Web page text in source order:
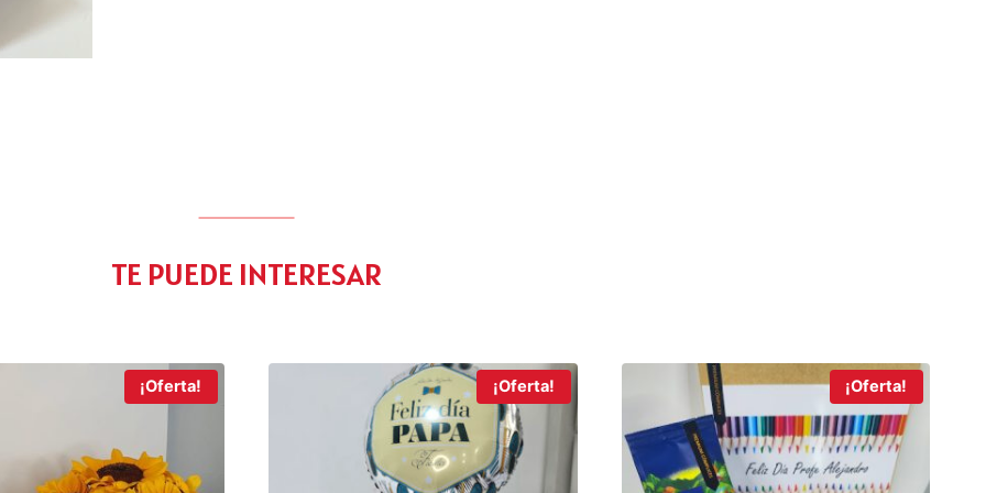
TE PUEDE INTERESAR
¡Oferta! ¡Oferta! ¡Oferta!